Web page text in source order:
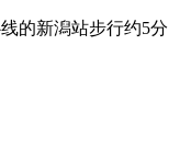
的新潟站步行约5分